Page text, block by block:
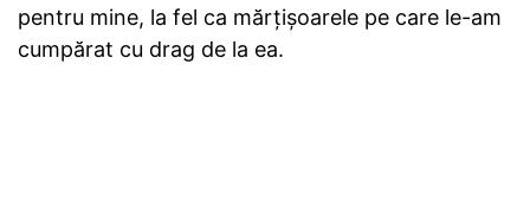
pentru mine, la fel ca mărțișoarele pe care le-am
cumpărat cu drag de la ea.